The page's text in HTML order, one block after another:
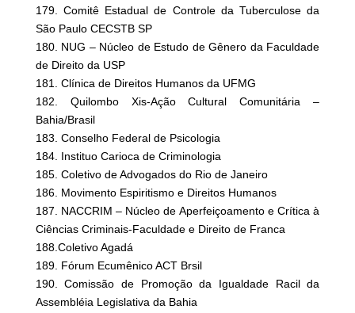
179. Comitê Estadual de Controle da Tuberculose da
São Paulo CECSTB SP
180. NUG – Núcleo de Estudo de Gênero da Faculdade
de Direito da USP
181. Clínica de Direitos Humanos da UFMG
182. Quilombo Xis-Ação Cultural Comunitária –
Bahia/Brasil
183. Conselho Federal de Psicologia
184. Instituo Carioca de Criminologia
185. Coletivo de Advogados do Rio de Janeiro
186. Movimento Espiritismo e Direitos Humanos
187. NACCRIM – Núcleo de Aperfeiçoamento e Crítica à
Ciências Criminais-Faculdade e Direito de Franca
188.Coletivo Agadá
189. Fórum Ecumênico ACT Brsil
190. Comissão de Promoção da Igualdade Racil da
Assembléia Legislativa da Bahia